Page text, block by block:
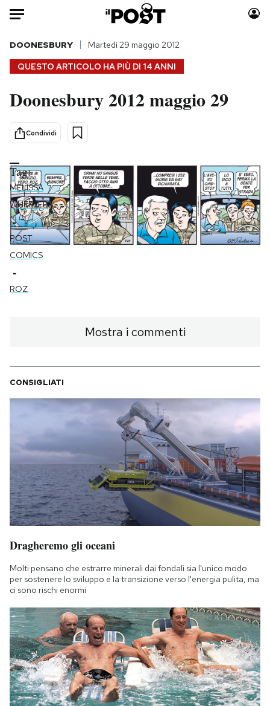
Auto
HOME
Italia
Politica
Internet
Scienza
Cultura
Economia
Sport
Moda
Ok Boomer!
Media
Europa
Altrecose
Mondiali calcio 2026
PODCAST
NEWSLETTER
CALENDARIO
AREA PERSONALE
Area Personale
Notifiche mobile
Regala il Post
Hai bisogno di aiuto?
QUESTO ARTICOLO HA PIÙ DI 14 ANNI
DOONESBURY Martedì 29 maggio 2012
Doonesbury 2012 maggio 29
Condividi
Tag:
MELISSA
WHEELER
-
POST
COMICS
-
ROZ
Mostra i commenti
CONSIGLIATI
Dragheremo gli oceani
Molti pensano che estrarre minerali dai fondali sia l'unico modo
per sostenere lo sviluppo e la transizione verso l'energia pulita, ma
ci sono rischi enormi